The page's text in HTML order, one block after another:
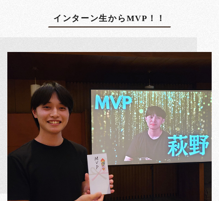
インターン生からMVP！！